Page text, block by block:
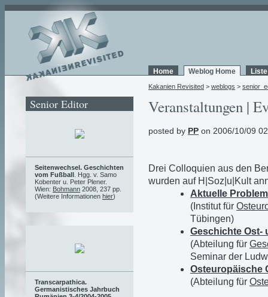
Home Weblog Home
Kakanien Revisited > weblogs >
Veranstaltungen |
posted by PP on 2006/10/09
Drei Colloquien aus den
wurden auf H|Soz|u|Kult
Aktuelle
(Institut für
Tübingen)
Geschichte Ost-
(Abteilung für
Seminar der
Osteuropäische
(Abteilung für
Senior Editor
Seitenwechsel. Geschichten
vom Fußball . Hgg. v. Samo
Kobenter u. Peter Plener.
Wien: Bohmann 2008, 237 pp.
(Weitere Informationen hier)
Transcarpathica.
Germanistisches Jahrbuch